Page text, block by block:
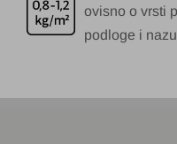
ovisno o vrsti
podloge i